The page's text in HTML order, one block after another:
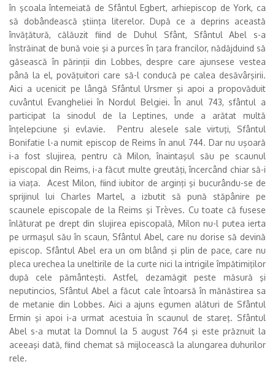
în şcoala întemeiată de Sfântul Egbert, arhiepiscop de York, ca
să dobândească ştiinţa literelor. După ce a deprins această
învăţătură, călăuzit fiind de Duhul Sfânt, Sfântul Abel s-a
înstrăinat de bună voie şi a purces în ţara francilor, nădăjduind să
găsească în părinţii din Lobbes, despre care ajunsese vestea
până la el, povăţuitori care să-l conducă pe calea desăvârşirii.
Aici a ucenicit pe lângă Sfântul Ursmer şi apoi a propovăduit
cuvântul Evangheliei în Nordul Belgiei. În anul 743, sfântul a
participat la sinodul de la Leptines, unde a arătat multă
înţelepciune şi evlavie. Pentru alesele sale virtuţi, Sfântul
Bonifatie l-a numit episcop de Reims în anul 744. Dar nu uşoară
i-a fost slujirea, pentru că Milon, înaintaşul său pe scaunul
episcopal din Reims, i-a făcut multe greutăţi, încercând chiar să-i
ia viaţa. Acest Milon, fiind iubitor de arginţi şi bucurându-se de
sprijinul lui Charles Martel, a izbutit să pună stăpânire pe
scaunele episcopale de la Reims şi Trèves. Cu toate că fusese
înlăturat pe drept din slujirea episcopală, Milon nu-l putea ierta
pe urmaşul său în scaun, Sfântul Abel, care nu dorise să devină
episcop. Sfântul Abel era un om blând şi plin de pace, care nu
pleca urechea la uneltirile de la curte nici la intrigile împătimiţilor
după cele pământeşti. Astfel, dezamăgit peste măsură şi
neputincios, Sfântul Abel a făcut cale întoarsă în mănăstirea sa
de metanie din Lobbes. Aici a ajuns egumen alături de Sfântul
Ermin şi apoi i-a urmat acestuia în scaunul de stareţ. Sfântul
Abel s-a mutat la Domnul la 5 august 764 şi este prăznuit la
aceeaşi dată, fiind chemat să mijlocească la alungarea duhurilor
rele.